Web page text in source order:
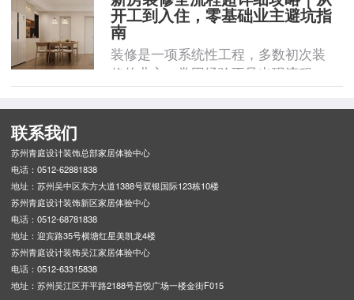
开工到入住，零基础业主避坑指
南
装修是一项系统性工程，多数初次装
修的业主，常因经验不足出现流程 ...
联系我们
苏州青庭设计装饰总部家居体验中心
电话：0512-62881838
地址：苏州吴中区东方大道1388号双银国际123栋10楼
苏州青庭设计装饰新区家居体验中心
电话：0512-68781838
地址：迎宾路35号横塘红星美凯龙4楼
苏州青庭设计装饰吴江家居体验中心
电话：0512-63315838
地址：苏州吴江区开平路2188号吾悦广场一楼金街F015